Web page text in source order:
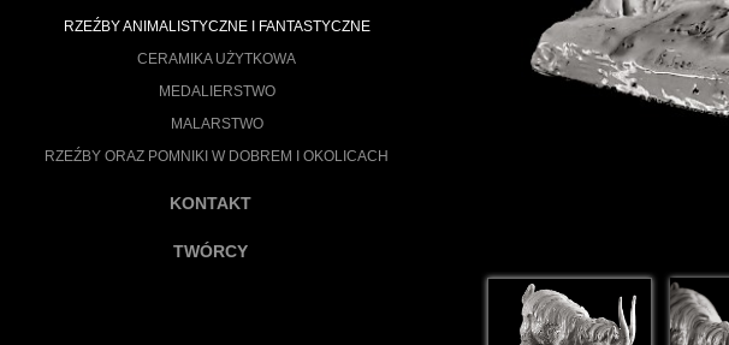
RZEŹBY ANIMALISTYCZNE I FANTASTYCZNE
CERAMIKA UŻYTKOWA
MEDALIERSTWO
MALARSTWO
RZEŹBY ORAZ POMNIKI W DOBREM I OKOLICACH
KONTAKT
TWÓRCY